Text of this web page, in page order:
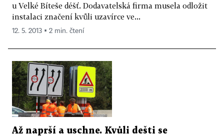
u Velké Bíteše déšť. Dodavatelská firma musela odložit
instalaci značení kvůli uzavírce ve...
12. 5. 2013 ▪ 2 min. čtení
Až naprší a uschne. Kvůli dešti se